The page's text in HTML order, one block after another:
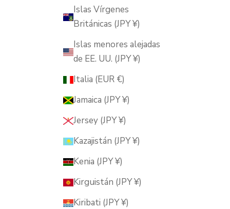
Islas Vírgenes
Británicas (JPY ¥)
Islas menores alejadas
de EE. UU. (JPY ¥)
Italia (EUR €)
Jamaica (JPY ¥)
Jersey (JPY ¥)
Kazajistán (JPY ¥)
Kenia (JPY ¥)
Kirguistán (JPY ¥)
Kiribati (JPY ¥)